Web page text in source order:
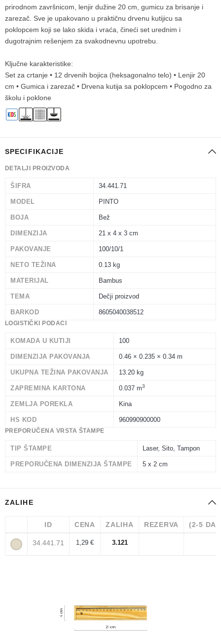
prirodnom završnicom, lenjir dužine 20 cm, gumicu za brisanje i
zarezač. Sve je upakovano u praktičnu drvenu kutijicu sa
poklopcem koji se lako skida i vraća, čineći set urednim i
dugotrajnim rešenjem za svakodnevnu upotrebu.
Ključne karakteristike:
Set za crtanje • 12 drvenih bojica (heksagonalno telo) • Lenjir 20
cm • Gumica i zarezač • Drvena kutija sa poklopcem • Pogodno za
školu i poklone
SPECIFIKACIJE
DETALJI PROIZVODA
ŠIFRA 34.441.71
MODEL PINTO
BOJA Bež
DIMENZIJA 21 x 4 x 3 cm
PAKOVANJE 100/10/1
NETO TEŽINA 0.13 kg
MATERIJAL Bambus
TEMA Dečji proizvod
BARKOD 8605040038512
LOGISTIČKI PODACI
KOMADA U KUTIJI 100
DIMENZIJA PAKOVANJA 0.46 × 0.235 × 0.34 m
UKUPNA TEŽINA PAKOVANJA 13.20 kg
ZAPREMINA KARTONA 0.037 m3
ZEMLJA POREKLA Kina
HS KOD 960990900000
PREPORUČENA VRSTA ŠTAMPE
TIP ŠTAMPE Laser, Sito, Tampon
PREPORUČENA DIMENZIJA ŠTAMPE 5 x 2 cm
ZALIHE
ID CENA ZALIHA REZERVA (2-5
34.441.71 1,29 € 3.121